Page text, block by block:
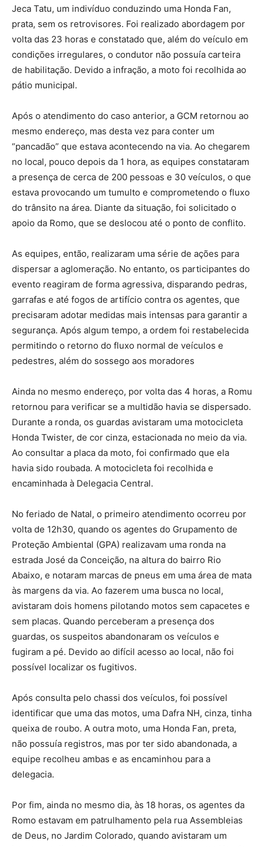
Jeca Tatu, um indivíduo conduzindo uma Honda Fan,
prata, sem os retrovisores. Foi realizado abordagem por
volta das 23 horas e constatado que, além do veículo em
condições irregulares, o condutor não possuía carteira
de habilitação. Devido a infração, a moto foi recolhida ao
pátio municipal.
Após o atendimento do caso anterior, a GCM retornou ao
mesmo endereço, mas desta vez para conter um
“pancadão” que estava acontecendo na via. Ao chegarem
no local, pouco depois da 1 hora, as equipes constataram
a presença de cerca de 200 pessoas e 30 veículos, o que
estava provocando um tumulto e comprometendo o fluxo
do trânsito na área. Diante da situação, foi solicitado o
apoio da Romo, que se deslocou até o ponto de conflito.
As equipes, então, realizaram uma série de ações para
dispersar a aglomeração. No entanto, os participantes do
evento reagiram de forma agressiva, disparando pedras,
garrafas e até fogos de artifício contra os agentes, que
precisaram adotar medidas mais intensas para garantir a
segurança. Após algum tempo, a ordem foi restabelecida
permitindo o retorno do fluxo normal de veículos e
pedestres, além do sossego aos moradores
Ainda no mesmo endereço, por volta das 4 horas, a Romu
retornou para verificar se a multidão havia se dispersado.
Durante a ronda, os guardas avistaram uma motocicleta
Honda Twister, de cor cinza, estacionada no meio da via.
Ao consultar a placa da moto, foi confirmado que ela
havia sido roubada. A motocicleta foi recolhida e
encaminhada à Delegacia Central.
No feriado de Natal, o primeiro atendimento ocorreu por
volta de 12h30, quando os agentes do Grupamento de
Proteção Ambiental (GPA) realizavam uma ronda na
estrada José da Conceição, na altura do bairro Rio
Abaixo, e notaram marcas de pneus em uma área de mata
às margens da via. Ao fazerem uma busca no local,
avistaram dois homens pilotando motos sem capacetes e
sem placas. Quando perceberam a presença dos
guardas, os suspeitos abandonaram os veículos e
fugiram a pé. Devido ao difícil acesso ao local, não foi
possível localizar os fugitivos.
Após consulta pelo chassi dos veículos, foi possível
identificar que uma das motos, uma Dafra NH, cinza, tinha
queixa de roubo. A outra moto, uma Honda Fan, preta,
não possuía registros, mas por ter sido abandonada, a
equipe recolheu ambas e as encaminhou para a
delegacia.
Por fim, ainda no mesmo dia, às 18 horas, os agentes da
Romo estavam em patrulhamento pela rua Assembleias
de Deus, no Jardim Colorado, quando avistaram um